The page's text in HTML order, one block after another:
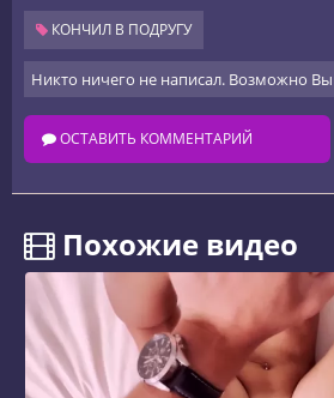
КОНЧИЛ В ПОДРУГУ
Никто ничего не написал. Возможно
ОСТАВИТЬ КОММЕНТАРИЙ
️ Похожие видео